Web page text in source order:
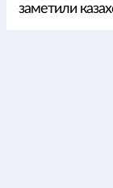
заметили